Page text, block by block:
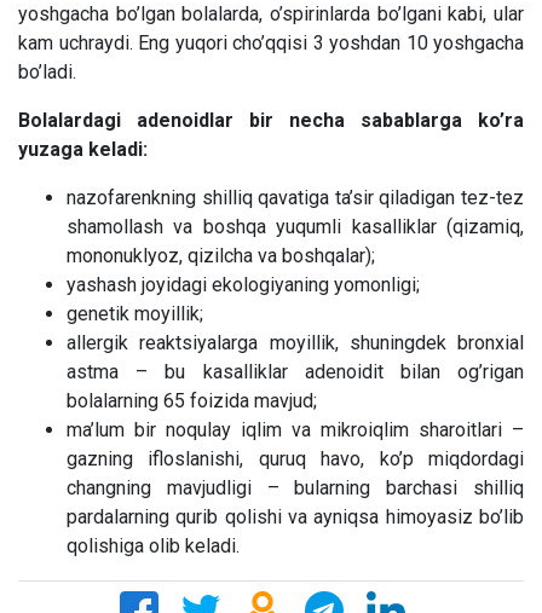
yoshgacha bo’lgan bolalarda, o’spirinlarda bo’lgani kabi, ular
kam uchraydi. Eng yuqori cho’qqisi 3 yoshdan 10 yoshgacha
bo’ladi.
Bolalardagi adenoidlar bir necha sabablarga ko’ra
yuzaga keladi:
nazofarenkning shilliq qavatiga ta’sir qiladigan tez-tez
shamollash va boshqa yuqumli kasalliklar (qizamiq,
mononuklyoz, qizilcha va boshqalar);
yashash joyidagi ekologiyaning yomonligi;
genetik moyillik;
allergik reaktsiyalarga moyillik, shuningdek bronxial
astma – bu kasalliklar adenoidit bilan og’rigan
bolalarning 65 foizida mavjud;
ma’lum bir noqulay iqlim va mikroiqlim sharoitlari –
gazning ifloslanishi, quruq havo, ko’p miqdordagi
changning mavjudligi – bularning barchasi shilliq
pardalarning qurib qolishi va ayniqsa himoyasiz bo’lib
qolishiga olib keladi.